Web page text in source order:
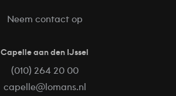
Neem contact op
Capelle aan den IJssel
(010) 264 20 00
capelle@lomans.nl